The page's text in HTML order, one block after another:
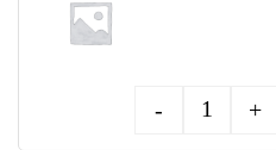
Quantity
- +